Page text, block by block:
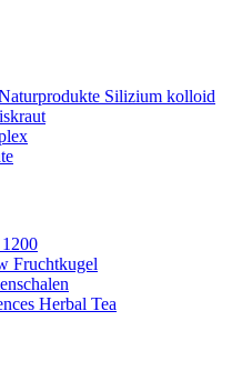
Silizium kolloid
Fruchtkugel
Herbal Tea